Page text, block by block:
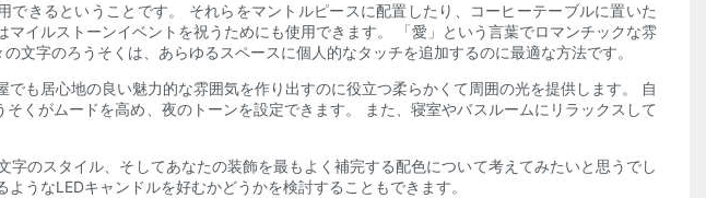
きるということです。 それらをマントルピースに配置したり、コーヒーテーブルに置いた
イルストーンイベントを祝うためにも使用できます。 「愛」という言葉でロマンチックな雰
字のろうそくは、あらゆるスペースに個人的なタッチを追加するのに最適な方法です。
も居心地の良い魅力的な雰囲気を作り出すのに役立つ柔らかくて周囲の光を提供します。 自
くがムードを高め、夜のトーンを設定できます。 また、寝室やバスルームにリラックスして
のスタイル、そしてあなたの装飾を最もよく補完する配色について考えてみたいと思うでし
うなLEDキャンドルを好むかどうかを検討することもできます。